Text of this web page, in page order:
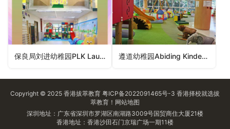
保良局刘进幼稚园PLK Lau Chun Kindergarten（大埔区幼稚园） 遵道幼稚园Abiding Kindergarten（元朗区幼稚园）
Copyright © 2025 香港拔萃教育 粤ICP备2022091465号-3 香港择校就选拔
萃教育！ 网站地图
深圳地址：广东省深圳市罗湖区南湖路3009号国贸商住大厦21楼
香港地址：香港沙田石门京瑞广场一期11楼